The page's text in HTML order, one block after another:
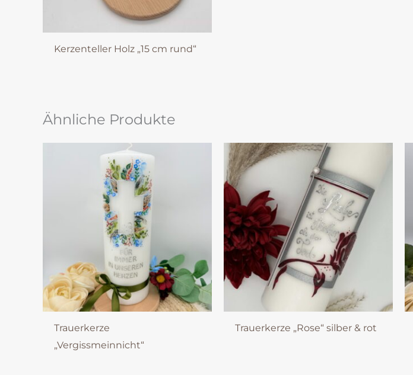
Kerzenteller Holz „15 cm rund“
Ähnliche Produkte
Trauerkerze
„Vergissmeinnicht“
Trauerkerze „Rose“ silber & rot